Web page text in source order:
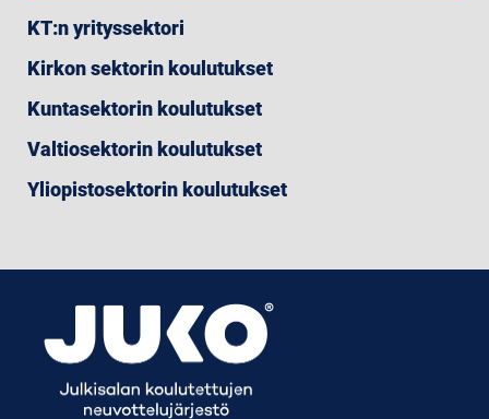
KT:n yrityssektori
Kirkon sektorin koulutukset
Kuntasektorin koulutukset
Valtiosektorin koulutukset
Yliopistosektorin koulutukset